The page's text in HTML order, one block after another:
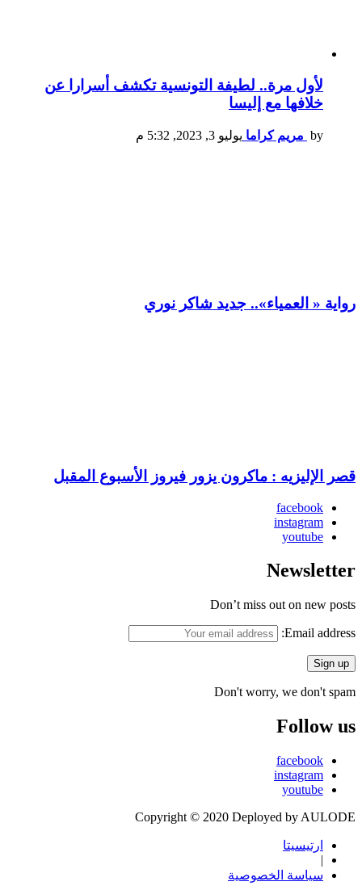
لأول مرة.. لطيفة التونسية تكشف أسرارا عن
خلافها مع إليسا
by مريم كراما يوليو 3, 2023, 5:32 م
رواية « العمياء».. جديد شاكر نوري
قصر الإليزيه : ماكرون يزور فيروز الأسبوع المقبل
facebook
instagram
youtube
Newsletter
Don’t miss out on new posts
Email address:
Don't worry, we don't spam
Follow us
facebook
instagram
youtube
Copyright © 2020 Deployed by AULODE
ارتيسيتا
|
سياسة الخصوصية